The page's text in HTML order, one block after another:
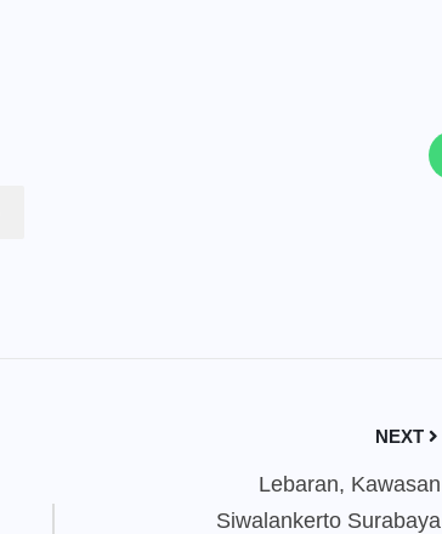
NEXT
Lebaran, Kawasan
Siwalankerto Surabaya